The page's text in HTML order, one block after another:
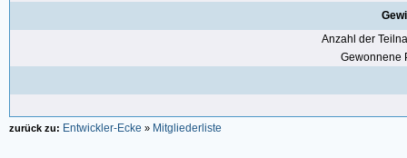
Anzahl der
Gewonnene
zurück zu: Entwickler-Ecke » Mitgliederliste